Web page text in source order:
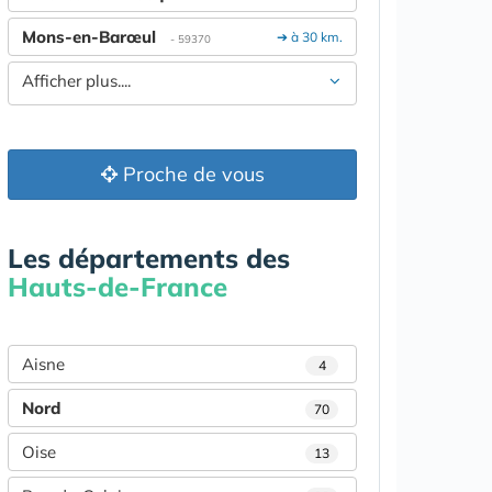
➔ à 30 km.
Mons-en-Barœul - 59370
Afficher plus....
Proche de vous
Les départements des
Hauts-de-France
Aisne 4
Nord 70
Oise 13